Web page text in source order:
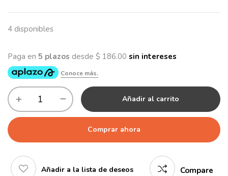
4 disponibles
Añadir al carrito
Comprar ahora
Añadir a la lista de deseos Compare